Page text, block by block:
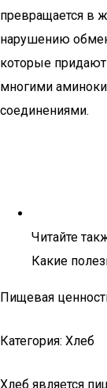
превращается в
нарушению
которые
многими
соединениями.
Читайте
Какие
Пищевая
Категория: Хлеб
Хлеб является